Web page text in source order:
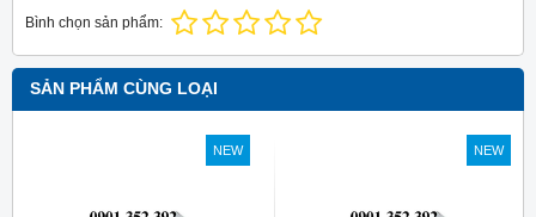
Bình chọn sản phẩm:
SẢN PHẨM CÙNG LOẠI
NEW NEW